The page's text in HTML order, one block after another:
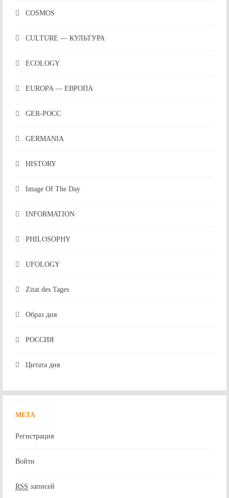
COSMOS
CULTURE — КУЛЬТУРА
ECOLOGY
EUROPA — ЕВРОПА
GER-POCC
GERMANIA
HISTORY
Image Of The Day
INFORMATION
PHILOSOPHY
UFOLOGY
Zitat des Tages
Образ дня
РОССИЯ
Цитата дня
МЕТА
Регистрация
Войти
RSS записей